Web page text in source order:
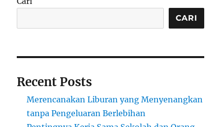
CARI
Recent Posts
Merencanakan Liburan yang Menyenangkan
tanpa Pengeluaran Berlebihan